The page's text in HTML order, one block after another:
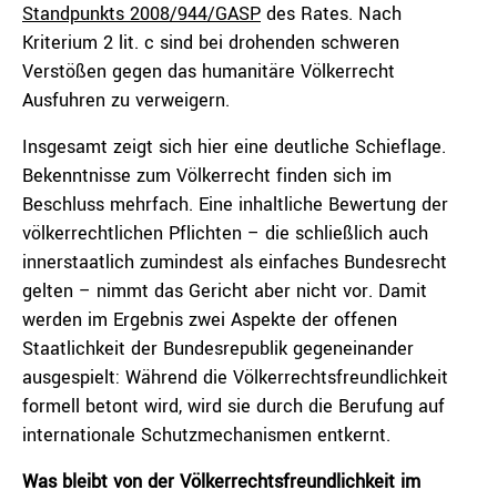
Standpunkts 2008/944/GASP des Rates. Nach
Kriterium 2 lit. c sind bei drohenden schweren
Verstößen gegen das humanitäre Völkerrecht
Ausfuhren zu verweigern.
Insgesamt zeigt sich hier eine deutliche Schieflage.
Bekenntnisse zum Völkerrecht finden sich im
Beschluss mehrfach. Eine inhaltliche Bewertung der
völkerrechtlichen Pflichten – die schließlich auch
innerstaatlich zumindest als einfaches Bundesrecht
gelten – nimmt das Gericht aber nicht vor. Damit
werden im Ergebnis zwei Aspekte der offenen
Staatlichkeit der Bundesrepublik gegeneinander
ausgespielt: Während die Völkerrechtsfreundlichkeit
formell betont wird, wird sie durch die Berufung auf
internationale Schutzmechanismen entkernt.
Was bleibt von der Völkerrechtsfreundlichkeit im